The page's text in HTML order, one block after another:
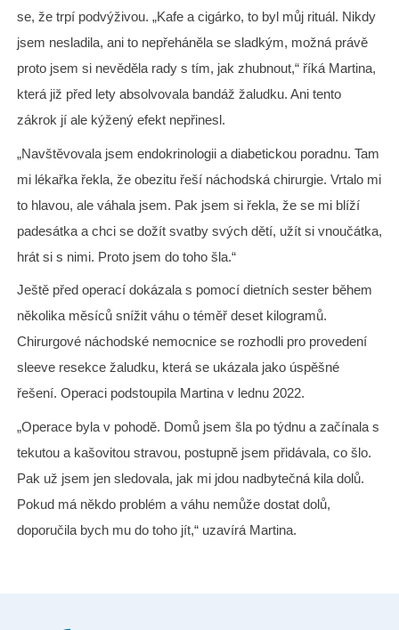
se, že trpí podvýživou. „Kafe a cigárko, to byl můj rituál. Nikdy
jsem nesladila, ani to nepřeháněla se sladkým, možná právě
proto jsem si nevěděla rady s tím, jak zhubnout,“ říká Martina,
která již před lety absolvovala bandáž žaludku. Ani tento
zákrok jí ale kýžený efekt nepřinesl.
„Navštěvovala jsem endokrinologii a diabetickou poradnu. Tam
mi lékařka řekla, že obezitu řeší náchodská chirurgie. Vrtalo mi
to hlavou, ale váhala jsem. Pak jsem si řekla, že se mi blíží
padesátka a chci se dožít svatby svých dětí, užít si vnoučátka,
hrát si s nimi. Proto jsem do toho šla.“
Ještě před operací dokázala s pomocí dietních sester během
několika měsíců snížit váhu o téměř deset kilogramů.
Chirurgové náchodské nemocnice se rozhodli pro provedení
sleeve resekce žaludku, která se ukázala jako úspěšné
řešení. Operaci podstoupila Martina v lednu 2022.
„Operace byla v pohodě. Domů jsem šla po týdnu a začínala s
tekutou a kašovitou stravou, postupně jsem přidávala, co šlo.
Pak už jsem jen sledovala, jak mi jdou nadbytečná kila dolů.
Pokud má někdo problém a váhu nemůže dostat dolů,
doporučila bych mu do toho jít,“ uzavírá Martina.